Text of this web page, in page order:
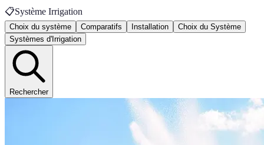
📋Système Irrigation
Choix du système Comparatifs Installation
Choix du Système
Systèmes d'Irrigation
Rechercher